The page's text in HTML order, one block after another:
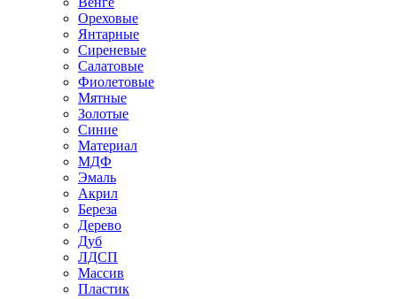
Ореховые
Янтарные
Сиреневые
Салатовые
Фиолетовые
Мятные
Золотые
Синие
Материал
МДФ
Эмаль
Акрил
Береза
Дерево
Дуб
ЛДСП
Массив
Пластик